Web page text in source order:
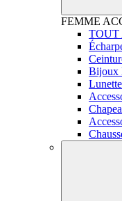
FEMME
TOUT
Bijoux